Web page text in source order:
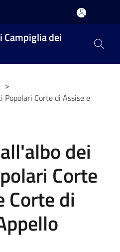
Campiglia dei
>
Popolari Corte di Assise e
dei
Corte
Corte di